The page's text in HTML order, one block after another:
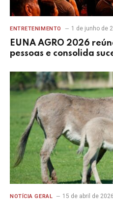
ENTRETENIMENTO 1 de junho de
EUNA AGRO 2026
pessoas e consolida
NOTÍCIA GERAL 15 de abril de 2026